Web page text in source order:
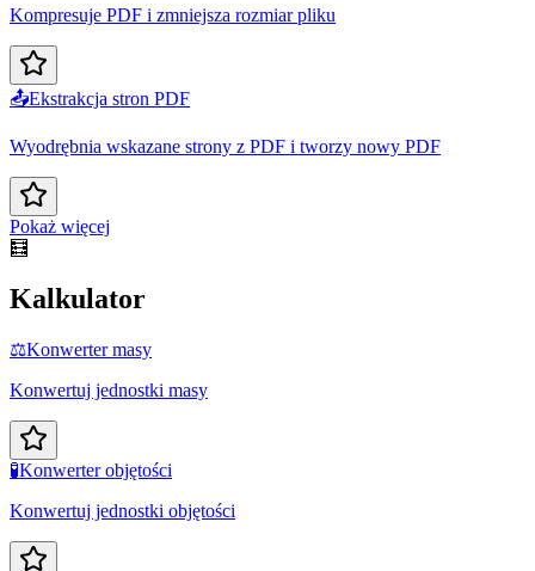
Kompresuje PDF i zmniejsza rozmiar pliku
📤Ekstrakcja stron PDF
Wyodrębnia wskazane strony z PDF i tworzy nowy PDF
Pokaż więcej
🧮
Kalkulator
⚖️Konwerter masy
Konwertuj jednostki masy
🧪Konwerter objętości
Konwertuj jednostki objętości